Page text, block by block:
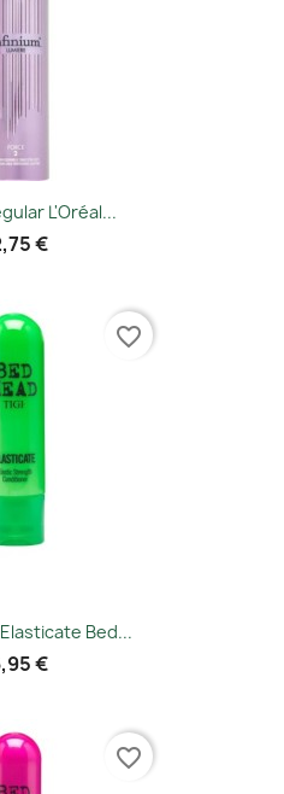
L'Oréal...
€
Bed...
€
favorite_border
favorite_border